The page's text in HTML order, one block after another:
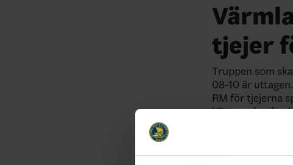
tjejer
Truppen som
08-10 är uttagen.
RM för tjejerna
Västmanland